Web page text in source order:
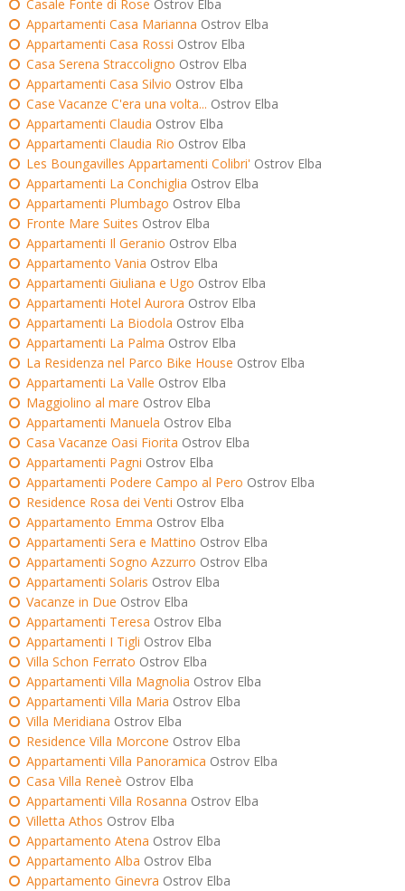
Casale Fonte di Rose Ostrov Elba
Appartamenti Casa Marianna Ostrov Elba
Appartamenti Casa Rossi Ostrov Elba
Casa Serena Straccoligno Ostrov Elba
Appartamenti Casa Silvio Ostrov Elba
Case Vacanze C'era una volta... Ostrov Elba
Appartamenti Claudia Ostrov Elba
Appartamenti Claudia Rio Ostrov Elba
Les Boungavilles Appartamenti Colibri' Ostrov Elba
Appartamenti La Conchiglia Ostrov Elba
Appartamenti Plumbago Ostrov Elba
Fronte Mare Suites Ostrov Elba
Appartamenti Il Geranio Ostrov Elba
Appartamento Vania Ostrov Elba
Appartamenti Giuliana e Ugo Ostrov Elba
Appartamenti Hotel Aurora Ostrov Elba
Appartamenti La Biodola Ostrov Elba
Appartamenti La Palma Ostrov Elba
La Residenza nel Parco Bike House Ostrov Elba
Appartamenti La Valle Ostrov Elba
Maggiolino al mare Ostrov Elba
Appartamenti Manuela Ostrov Elba
Casa Vacanze Oasi Fiorita Ostrov Elba
Appartamenti Pagni Ostrov Elba
Appartamenti Podere Campo al Pero Ostrov Elba
Residence Rosa dei Venti Ostrov Elba
Appartamento Emma Ostrov Elba
Appartamenti Sera e Mattino Ostrov Elba
Appartamenti Sogno Azzurro Ostrov Elba
Appartamenti Solaris Ostrov Elba
Vacanze in Due Ostrov Elba
Appartamenti Teresa Ostrov Elba
Appartamenti I Tigli Ostrov Elba
Villa Schon Ferrato Ostrov Elba
Appartamenti Villa Magnolia Ostrov Elba
Appartamenti Villa Maria Ostrov Elba
Villa Meridiana Ostrov Elba
Residence Villa Morcone Ostrov Elba
Appartamenti Villa Panoramica Ostrov Elba
Casa Villa Reneè Ostrov Elba
Appartamenti Villa Rosanna Ostrov Elba
Villetta Athos Ostrov Elba
Appartamento Atena Ostrov Elba
Appartamento Alba Ostrov Elba
Appartamento Ginevra Ostrov Elba